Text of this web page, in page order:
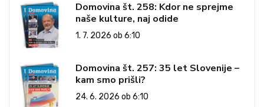
Domovina št. 258: Kdor ne sprejme
naše kulture, naj odide
1. 7. 2026 ob 6:10
Domovina št. 257: 35 let Slovenije –
kam smo prišli?
24. 6. 2026 ob 6:10